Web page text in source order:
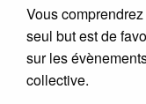
Vous
seul but est de
sur les
collective.